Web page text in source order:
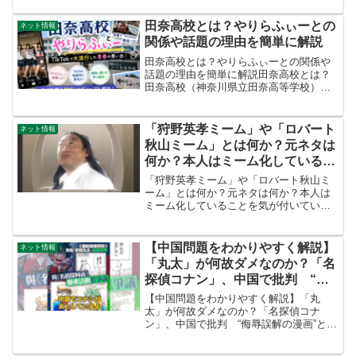
います。この記事では、経歴や話題にな
った理由を紹介します。一ノ...
ネット情報
田奈高校とは？やりらふぃーとの
関係や話題の理由を簡単に解説
田奈高校とは？やりらふぃーとの関係や
話題の理由を簡単に解説田奈高校とは？
田奈高校（神奈川県立田奈高等学校）
着こなしや髪型など生徒の個性を尊重す
る学校として話題になること...
ネット情報
「狩野英孝ミーム」や「ロバート
秋山ミーム」とは何か？元ネタは
何か？本人はミーム化しているこ
とを気が付いていない?「pink!
wink! link! 」の歌詞や作曲のNIU
さん、TiktokやYoutubeで人気の
る
「狩野英孝ミーム」や「ロバート秋山ミ
ーム」とは何か？元ネタは何か？本人は
ミーム化していることを気が付いていな
コーミームなどについて...
ネット情報
【中国問題をわかりやすく解説】
「丸太」が何故ダメなのか？「名
探偵コナン」、中国で批判 “侮
辱誤解の漫画”とコラボで炎上
【中国問題をわかりやすく解説】「丸
太」が何故ダメなのか？「名探偵コナ
ン」、中国で批判 “侮辱誤解の漫画”とコ